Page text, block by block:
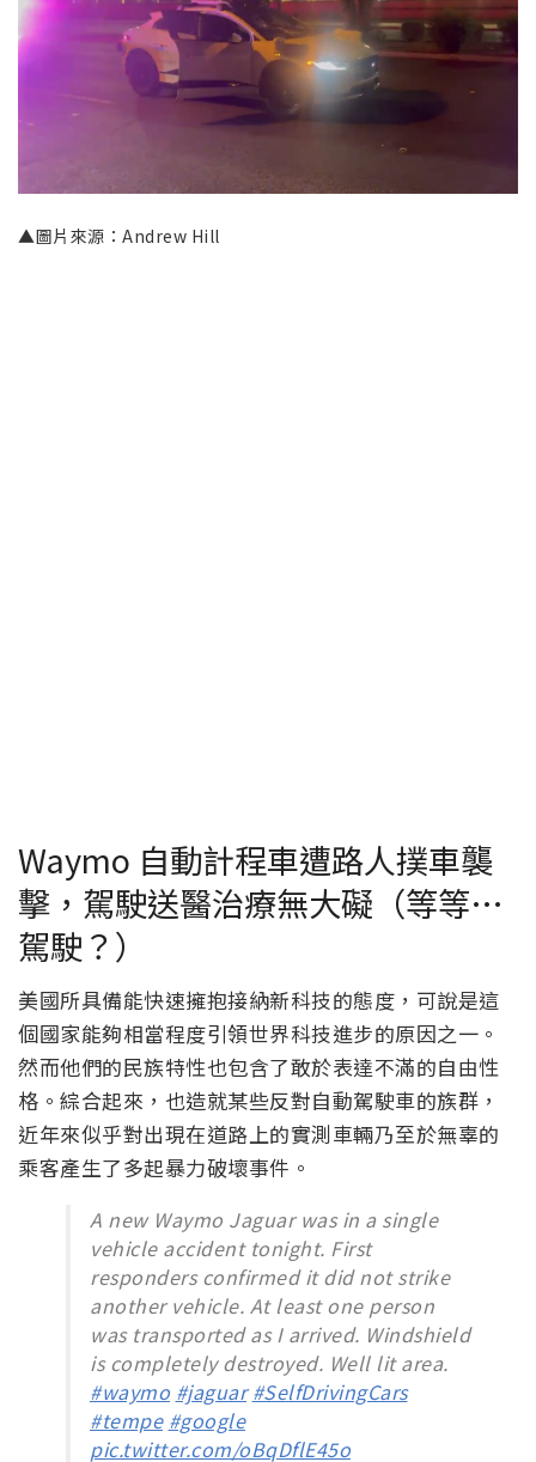
▲圖片來源：Andrew Hill
Waymo 自動計程車遭路人撲車襲
擊，駕駛送醫治療無大礙（等等…
駕駛？）
美國所具備能快速擁抱接納新科技的態度，可說是這
個國家能夠相當程度引領世界科技進步的原因之一。
然而他們的民族特性也包含了敢於表達不滿的自由性
格。綜合起來，也造就某些反對自動駕駛車的族群，
近年來似乎對出現在道路上的實測車輛乃至於無辜的
乘客產生了多起暴力破壞事件。
A new Waymo Jaguar was in a single
vehicle accident tonight. First
responders confirmed it did not strike
another vehicle. At least one person
was transported as I arrived. Windshield
is completely destroyed. Well lit area.
#waymo #jaguar #SelfDrivingCars
#tempe #google
pic.twitter.com/oBqDflE45o